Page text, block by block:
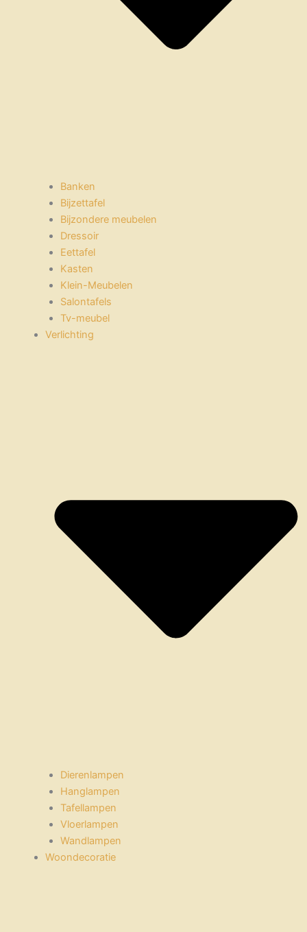
Banken
Bijzettafel
Bijzondere meubelen
Dressoir
Eettafel
Kasten
Klein-Meubelen
Salontafels
Tv-meubel
Verlichting
Dierenlampen
Hanglampen
Tafellampen
Vloerlampen
Wandlampen
Woondecoratie